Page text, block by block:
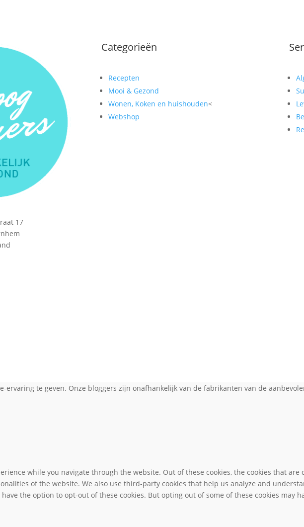
17
Categorieën
Recepten
Mooi & Gezond
Wonen, Koken en huishouden<
Webshop
ervaring te geven. Onze bloggers zijn onafhankelijk van de fabrikanten van de
while you navigate through the website. Out of these cookies, the cookies that
of the website. We also use third-party cookies that help us analyze and
the option to opt-out of these cookies. But opting out of some of these cookies may